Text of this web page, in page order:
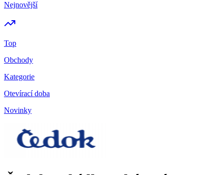
Nejnovější
Top
Obchody
Kategorie
Otevírací doba
Novinky